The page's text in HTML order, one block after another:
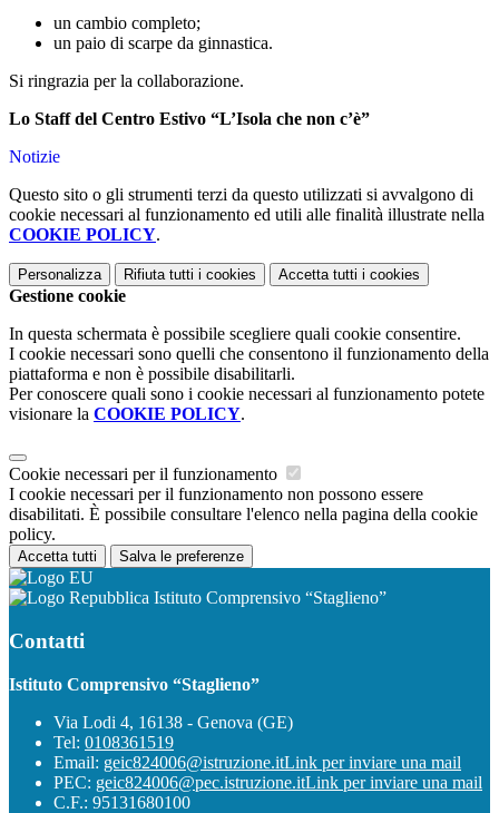
un cambio completo;
un paio di scarpe da ginnastica.
Si ringrazia per la collaborazione.
Lo Staff del Centro Estivo “L’Isola che non c’è”
Notizie
Questo sito o gli strumenti terzi da questo utilizzati si avvalgono di
cookie necessari al funzionamento ed utili alle finalità illustrate nella
COOKIE POLICY.
Personalizza Rifiuta tutti i cookies Accetta tutti i cookies
Gestione cookie
In questa schermata è possibile scegliere quali cookie consentire.
I cookie necessari sono quelli che consentono il funzionamento della
piattaforma e non è possibile disabilitarli.
Per conoscere quali sono i cookie necessari al funzionamento potete
visionare la COOKIE POLICY.
Cookie necessari per il funzionamento
I cookie necessari per il funzionamento non possono essere
disabilitati. È possibile consultare l'elenco nella pagina della cookie
policy.
Accetta tutti Salva le preferenze
Istituto Comprensivo “Staglieno”
Contatti
Istituto Comprensivo “Staglieno”
Via Lodi 4, 16138 - Genova (GE)
Tel: 0108361519
Email: geic824006@istruzione.itLink per inviare una mail
PEC: geic824006@pec.istruzione.itLink per inviare una mail
C.F.: 95131680100